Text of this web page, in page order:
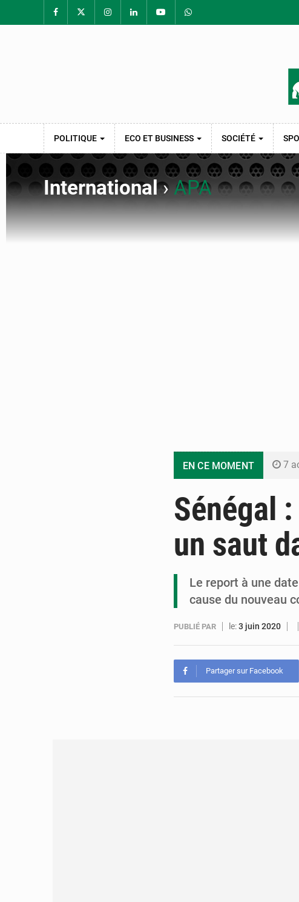
POLITIQUE ECO ET BUSINESS SOCIÉTÉ
International›APA
EN CE MOMENT 7
7
6
Sénégal
un saut
Le report à une
cause du nouveau
PUBLIÉ PAR le:3 juin 2020
Partager sur Facebook